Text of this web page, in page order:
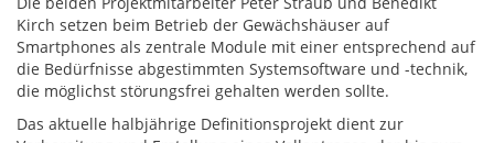
Kirch setzen beim Betrieb der Gewächshäuser auf
Smartphones als zentrale Module mit einer entsprechend auf
die Bedürfnisse abgestimmten Systemsoftware und -technik,
die möglichst störungsfrei gehalten werden sollte.
Das aktuelle halbjährige Definitionsprojekt dient zur